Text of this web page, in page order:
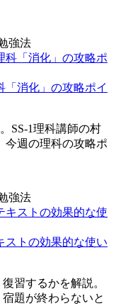
強法
「消化」の攻略ポイ
SS-1理科講師の村
今週の理科の攻略ポ
強法
ストの効果的な使い
習するかを解説。
題が終わらないと